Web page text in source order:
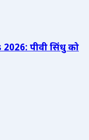
पीवी सिंधु को